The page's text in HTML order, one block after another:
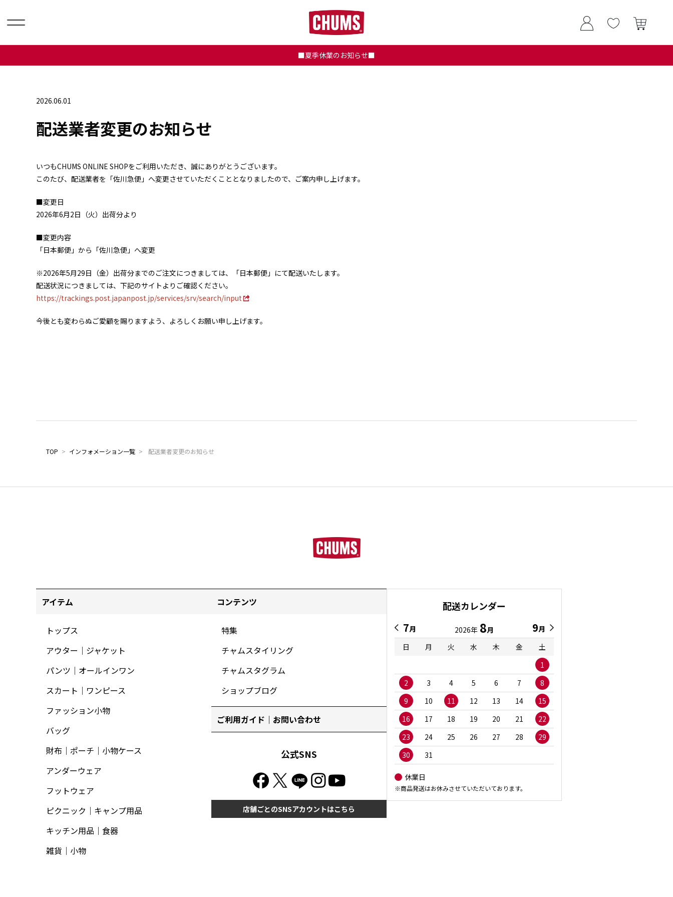
■夏季休業のお知らせ■
2026.06.01
配送業者変更のお知らせ
いつもCHUMS ONLINE SHOPをご利用いただき、誠にありがとうございます。
このたび、配送業者を「佐川急便」へ変更させていただくこととなりましたので、ご案内申し上げます。
■変更日
2026年6月2日（火）出荷分より
■変更内容
「日本郵便」から「佐川急便」へ変更
※2026年5月29日（金）出荷分までのご注文につきましては、「日本郵便」にて配送いたします。
配送状況につきましては、下記のサイトよりご確認ください。
https://trackings.post.japanpost.jp/services/srv/search/input
今後とも変わらぬご愛顧を賜りますよう、よろしくお願い申し上げます。
TOP > インフォメーション一覧 > 配送業者変更のお知らせ
アイテム
トップス
アウター｜ジャケット
パンツ｜オールインワン
スカート｜ワンピース
ファッション小物
バッグ
財布｜ポーチ｜小物ケース
アンダーウェア
フットウェア
ピクニック｜キャンプ用品
キッチン用品｜食器
雑貨｜小物
コンテンツ
特集
チャムスタイリング
チャムスタグラム
ショップブログ
ご利用ガイド｜お問い合わせ
公式SNS
店舗ごとのSNSアカウントはこちら
配送カレンダー
7月 2026年 8月 9月
日
月 火 水 木 金
土
1
2
3 4 5 6 7
8
9
10 11 12 13 14
15
16
17 18 19 20 21
22
23
24 25 26 27 28
29
30
31
休業日
※商品発送はお休みさせていただいております。